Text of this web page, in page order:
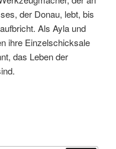
der Donau, lebt, bis
Als Ayla und
ihre Einzelschicksale
das Leben der